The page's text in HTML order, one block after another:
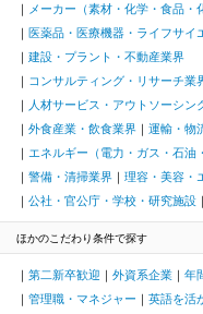
メーカー（素材・化学・食品・
医薬品・医療機器・ライフサイ
建設・プラント・不動産業界
コンサルティング・リサーチ業
人材サービス・アウトソーシン
外食産業・飲食業界
運輸・物
エネルギー（電力・ガス・石油
警備・清掃業界
理容・美容・
公社・官公庁・学校・研究施設
ほかのこだわり条件で探す
第二新卒歓迎 外資系企業 年
管理職・マネジャー
英語を活